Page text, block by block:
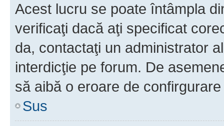
Acest lucru se poate întâmpla
verificaţi dacă aţi specificat
da, contactaţi un administrator
interdicţie pe forum. De
să aibă o eroare de
Sus